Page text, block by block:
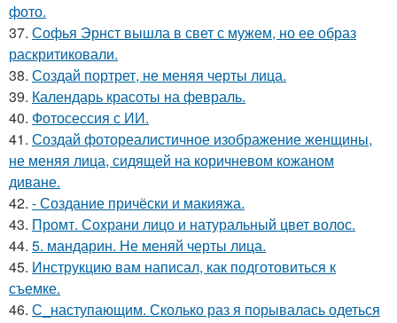
фото.
37. Софья Эрнст вышла в свет с мужем, но ее образ
раскритиковали.
38. Создай портрет, не меняя черты лица.
39. Календарь красоты на февраль.
40. Фотосессия с ИИ.
41. Создай фотореалистичное изображение женщины,
не меняя лица, сидящей на коричневом кожаном
диване.
42. - Создание причёски и макияжа.
43. Промт. Сохрани лицо и натуральный цвет волос.
44. 5. мандарин. Не меняй черты лица.
45. Инструкцию вам написал, как подготовиться к
съемке.
46. С_наступающим. Сколько раз я порывалась одеться